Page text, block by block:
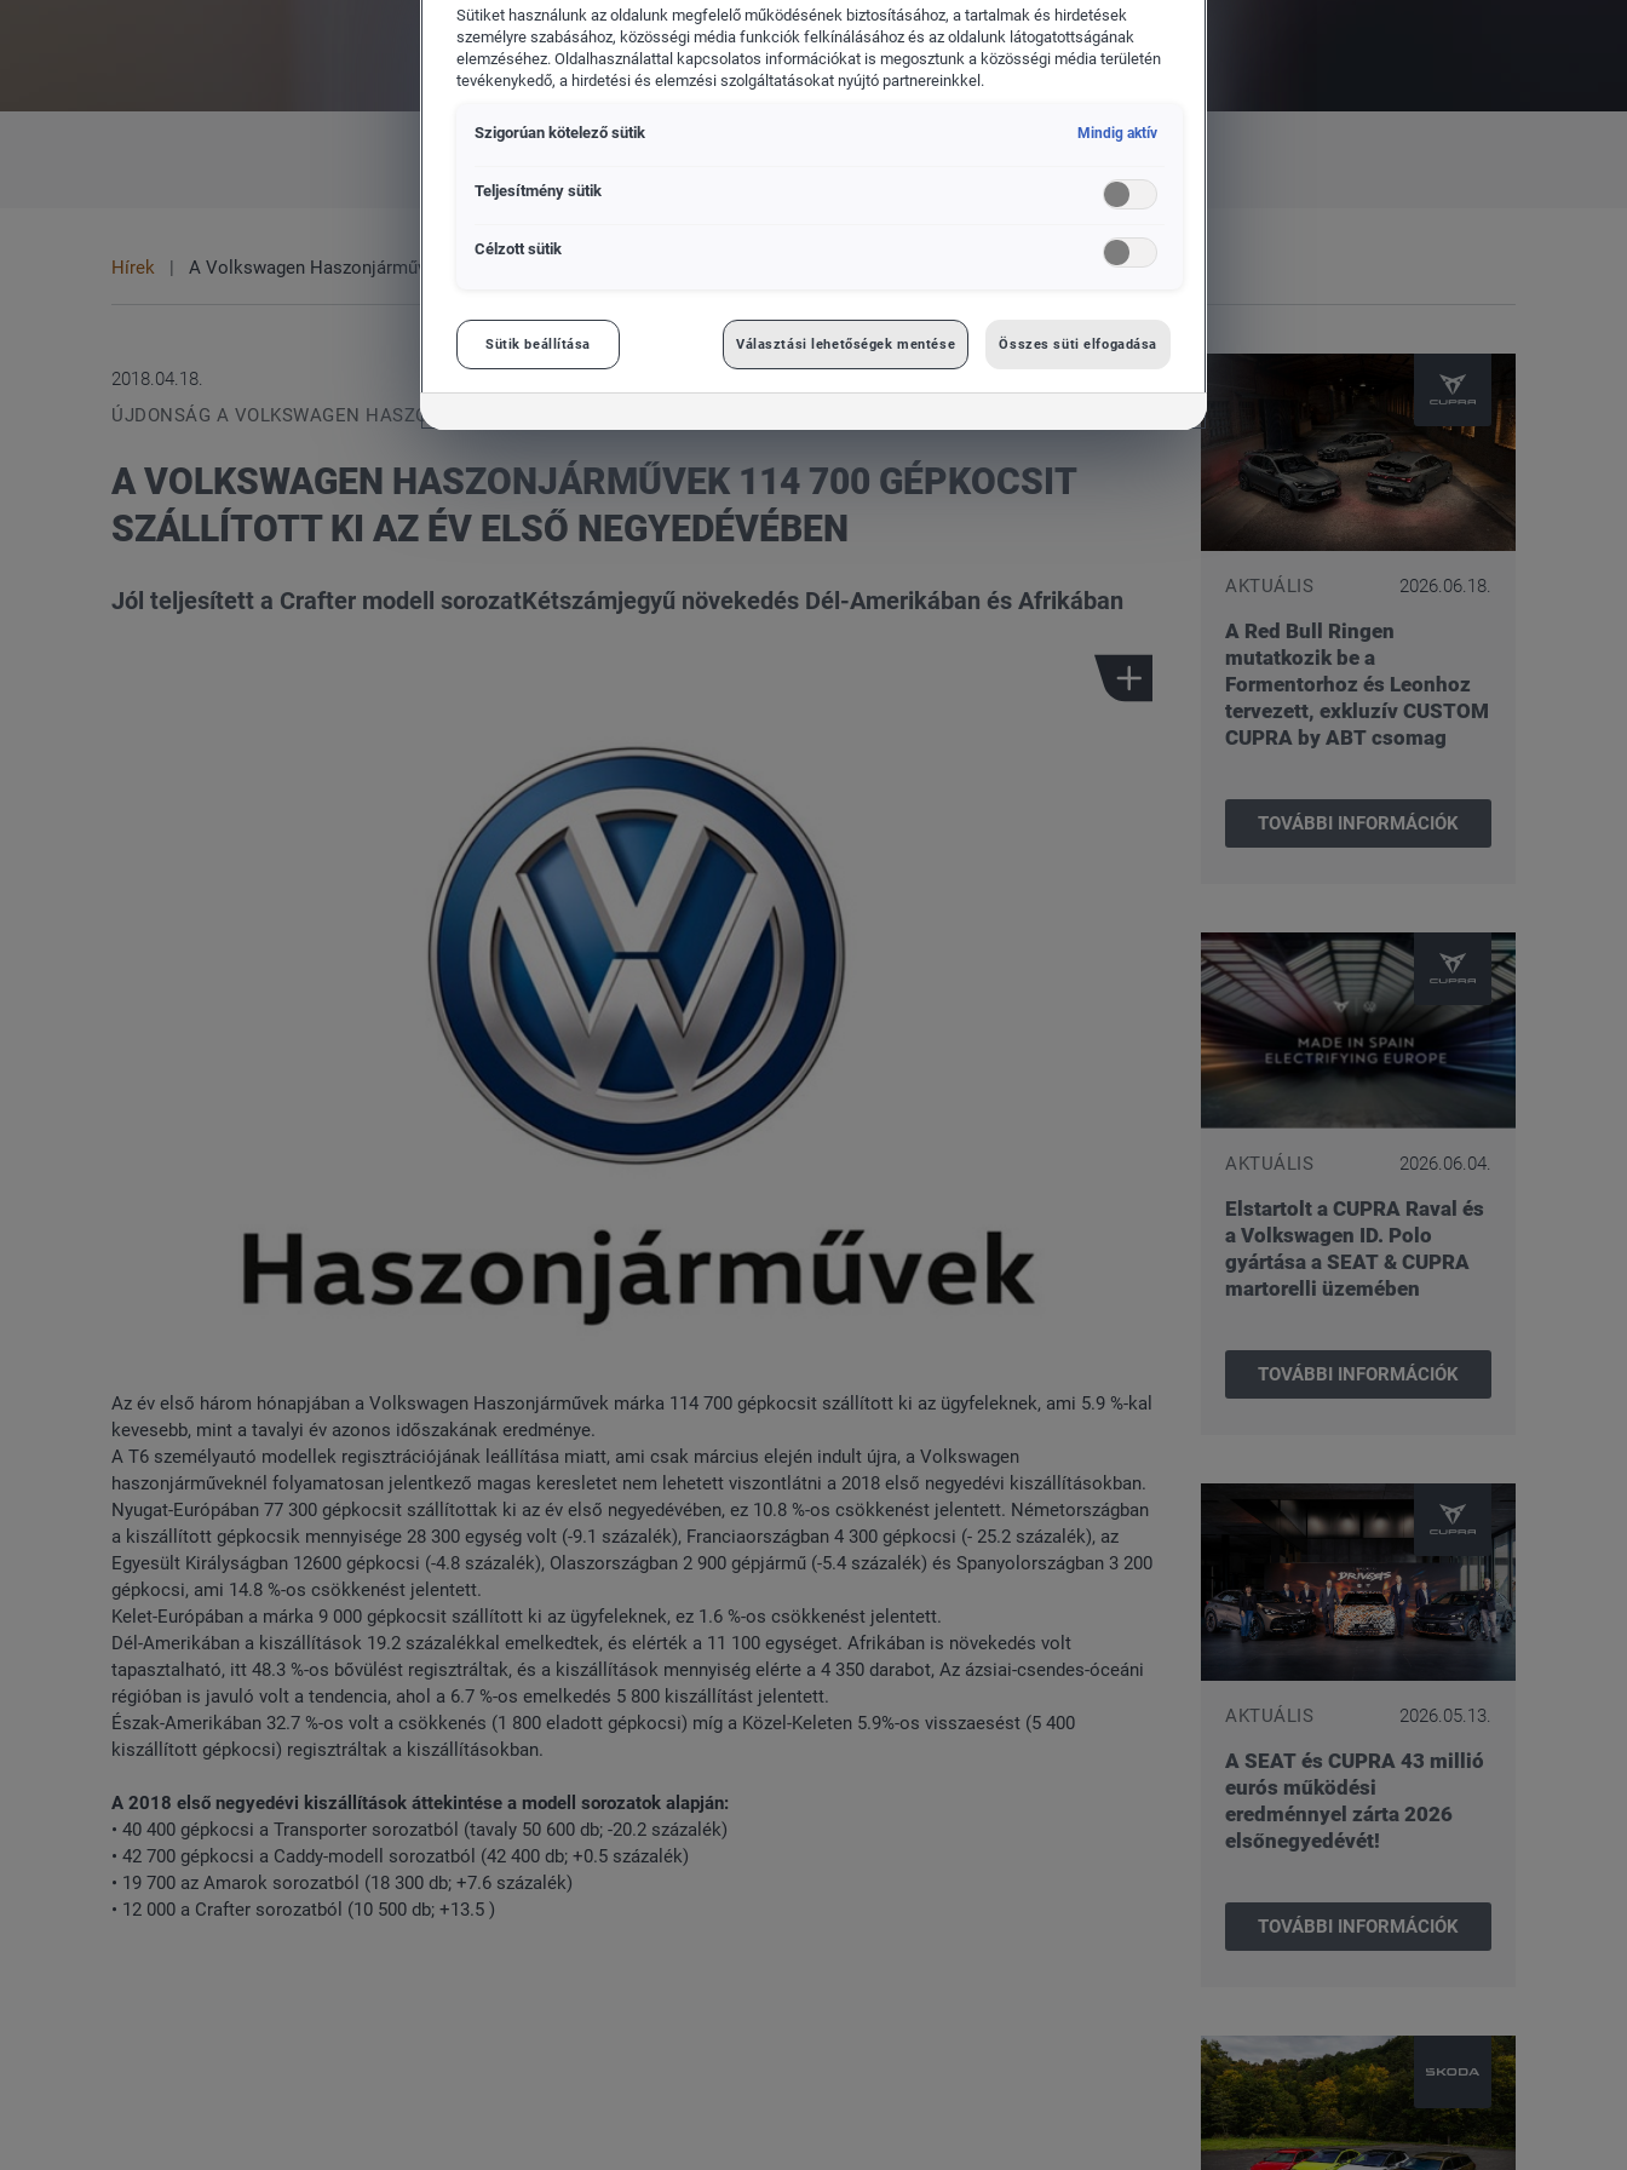
Volkswagen Haszonjárművek
MINDEN
Hírek A Volkswagen Haszonjárművek 114 700 gépkocsit szállított ki az év első negyedévében
2018.04.18.
ÚJDONSÁG A VOLKSWAGEN HASZONJÁRMŰVEKRŐL
A VOLKSWAGEN HASZONJÁRMŰVEK 114 700 GÉPKOCSIT
SZÁLLÍTOTT KI AZ ÉV ELSŐ NEGYEDÉVÉBEN
Jól teljesített a Crafter modell sorozatKétszámjegyű növekedés Dél-Amerikában és Afrikában
Az év első három hónapjában a Volkswagen Haszonjárművek márka 114 700 gépkocsit szállított ki az ügyfeleknek, ami 5.9 %-kal
kevesebb, mint a tavalyi év azonos időszakának eredménye.
A T6 személyautó modellek regisztrációjának leállítása miatt, ami csak március elején indult újra, a Volkswagen
haszonjárműveknél folyamatosan jelentkező magas keresletet nem lehetett viszontlátni a 2018 első negyedévi kiszállításokban.
Nyugat-Európában 77 300 gépkocsit szállítottak ki az év első negyedévében, ez 10.8 %-os csökkenést jelentett. Németországban
a kiszállított gépkocsik mennyisége 28 300 egység volt (-9.1 százalék), Franciaországban 4 300 gépkocsi (- 25.2 százalék), az
Egyesült Királyságban 12600 gépkocsi (-4.8 százalék), Olaszországban 2 900 gépjármű (-5.4 százalék) és Spanyolországban 3 200
gépkocsi, ami 14.8 %-os csökkenést jelentett.
Kelet-Európában a márka 9 000 gépkocsit szállított ki az ügyfeleknek, ez 1.6 %-os csökkenést jelentett.
Dél-Amerikában a kiszállítások 19.2 százalékkal emelkedtek, és elérték a 11 100 egységet. Afrikában is növekedés volt
tapasztalható, itt 48.3 %-os bővülést regisztráltak, és a kiszállítások mennyiség elérte a 4 350 darabot, Az ázsiai-csendes-óceáni
régióban is javuló volt a tendencia, ahol a 6.7 %-os emelkedés 5 800 kiszállítást jelentett.
Észak-Amerikában 32.7 %-os volt a csökkenés (1 800 eladott gépkocsi) míg a Közel-Keleten 5.9%-os visszaesést (5 400
kiszállított gépkocsi) regisztráltak a kiszállításokban.
A 2018 első negyedévi kiszállítások áttekintése a modell sorozatok alapján:
• 40 400 gépkocsi a Transporter sorozatból (tavaly 50 600 db; -20.2 százalék)
• 42 700 gépkocsi a Caddy-modell sorozatból (42 400 db; +0.5 százalék)
• 19 700 az Amarok sorozatból (18 300 db; +7.6 százalék)
• 12 000 a Crafter sorozatból (10 500 db; +13.5 )
AKTUÁLIS 2026.06.18.
A Red Bull Ringen
mutatkozik be a
Formentorhoz és Leonhoz
tervezett, exkluzív CUSTOM
CUPRA by ABT csomag
TOVÁBBI INFORMÁCIÓK
AKTUÁLIS 2026.06.04.
Elstartolt a CUPRA Raval és
a Volkswagen ID. Polo
gyártása a SEAT & CUPRA
martorelli üzemében
TOVÁBBI INFORMÁCIÓK
AKTUÁLIS 2026.05.13.
A SEAT és CUPRA 43 millió
eurós működési
eredménnyel zárta 2026
elsőnegyedévét!
TOVÁBBI INFORMÁCIÓK
Sütiket használunk az oldalunk megfelelő működésének biztosításához, a tartalmak és hirdetések
személyre szabásához, közösségi média funkciók felkínálásához és az oldalunk látogatottságának
elemzéséhez. Oldalhasználattal kapcsolatos információkat is megosztunk a közösségi média területén
tevékenykedő, a hirdetési és elemzési szolgáltatásokat nyújtó partnereinkkel.
Szigorúan kötelező sütik Mindig aktív
Teljesítmény sütik
Célzott sütik
Sütik beállítása Választási lehetőségek mentése Összes süti elfogadása